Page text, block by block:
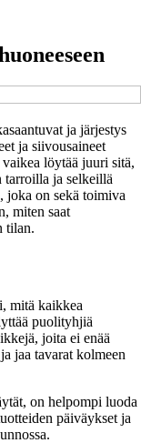
ja järjestys
ja siivousaineet
löytää juuri sitä,
tarroilla ja selkeillä
on sekä toimiva
miten saat
tilan.
mitä kaikkea
puolityhjiä
joita ei enää
jaa tavarat kolmeen
on helpompi luoda
päiväykset ja